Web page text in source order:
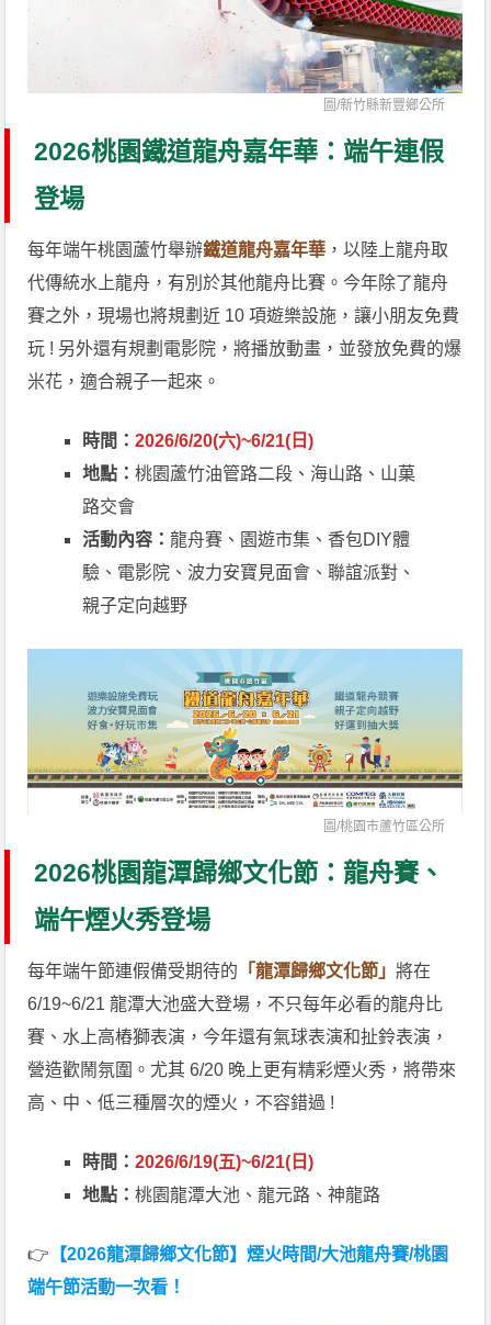
圖/新竹縣新豐鄉公所
2026桃園鐵道龍舟嘉年華：端午連假
登場
每年端午桃園蘆竹舉辦鐵道龍舟嘉年華 ，以陸上龍舟取
代傳統水上龍舟，有別於其他龍舟比賽。今年除了龍舟
賽之外，現場也將規劃近 10 項遊樂設施，讓小朋友免費
玩 ! 另外還有規劃電影院，將播放動畫，並發放免費的爆
米花，適合親子一起來。
時間：2026/6/20(六)~6/21(日)
地點：桃園蘆竹油管路二段、海山路、山菓
路交會
活動內容：龍舟賽、園遊市集、香包DIY體
驗、電影院、波力安寶見面會、聯誼派對、
親子定向越野
圖/桃園市蘆竹區公所
2026桃園龍潭歸鄉文化節：龍舟賽、
端午煙火秀登場
每年端午節連假備受期待的 「龍潭歸鄉文化節」將在
6/19~6/21 龍潭大池盛大登場，不只每年必看的龍舟比
賽、水上高樁獅表演，今年還有氣球表演和扯鈴表演，
營造歡鬧氛圍。尤其 6/20 晚上更有精彩煙火秀，將帶來
高、中、低三種層次的煙火，不容錯過 !
時間：2026/6/19(五)~6/21(日)
地點：桃園龍潭大池、龍元路、神龍路
👉 【2026龍潭歸鄉文化節】煙火時間/大池龍舟賽/桃園
端午節活動一次看！